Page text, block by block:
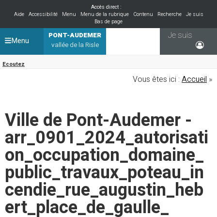
Accès direct :
Aide
Accessibilité Menu Menu de la rubrique Contenu Recherche
Je suis
Bas de page
PONT-AUDEMER
vallée de la Risle
Ecoutez
Je suis
Menu
Vous êtes ici : Accueil »
Ville de Pont-Audemer -
arr_0901_2024_autorisati
on_occupation_domaine_
public_travaux_poteau_in
cendie_rue_augustin_heb
ert_place_de_gaulle_